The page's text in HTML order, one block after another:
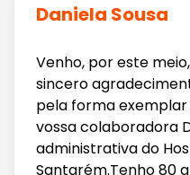
Daniela Sousa
Venho, por este
sincero
pela forma
vossa colaboradora
administrativa do
Santarém.Tenho 80